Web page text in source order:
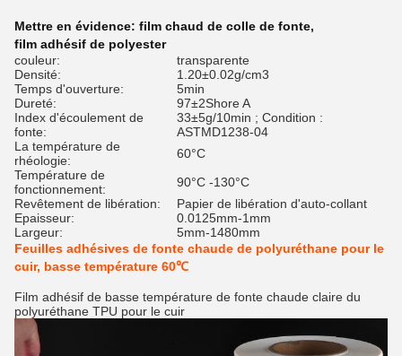
Mettre en évidence: film chaud de colle de fonte,
film adhésif de polyester
couleur:
transparente
Densité:
1.20±0.02g/cm3
Temps d'ouverture:
5min
Dureté:
97±2Shore A
Index d'écoulement de
fonte:
33±5g/10min ; Condition :
ASTMD1238-04
La température de
rhéologie:
60°C
Température de
fonctionnement:
90°C -130°C
Revêtement de libération:
Papier de libération d'auto-collant
Epaisseur:
0.0125mm-1mm
Largeur:
5mm-1480mm
Feuilles adhésives de fonte chaude de polyuréthane pour le
cuir, basse température 60℃
Film adhésif de basse température de fonte chaude claire du
polyuréthane TPU pour le cuir